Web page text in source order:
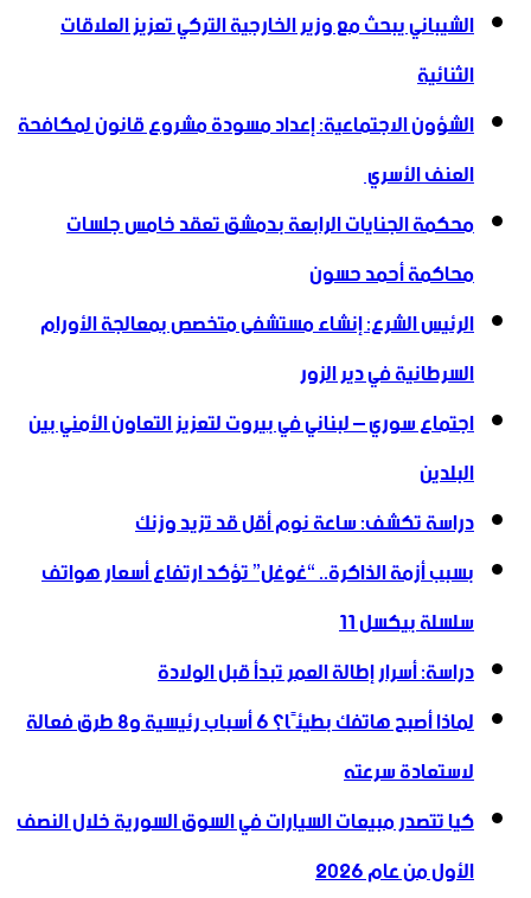
الشيباني يبحث مع وزير الخارجية التركي تعزيز العلاقات
الثنائية
الشؤون الاجتماعية: إعداد مسودة مشروع قانون لمكافحة
العنف الأسري ‏
محكمة الجنايات الرابعة بدمشق تعقد خامس جلسات
محاكمة أحمد حسون
الرئيس الشرع: إنشاء ‌‏مستشفى متخصص بمعالجة الأورام
السرطانية في دير الزور
اجتماع سوري – لبناني في بيروت لتعزيز التعاون ‏الأمني ‏بين
البلدين
دراسة تكشف: ساعة نوم أقل قد تزيد وزنك
بسبب أزمة الذاكرة.. “غوغل” تؤكد ارتفاع أسعار هواتف
سلسلة بيكسل 11
دراسة: أسرار إطالة العمر تبدأ قبل الولادة
لماذا أصبح هاتفك بطيئًا؟ 6 أسباب رئيسية و8 طرق فعالة
لاستعادة سرعته
كيا تتصدر مبيعات السيارات في السوق السورية خلال النصف
الأول من عام 2026